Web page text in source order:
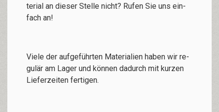
te­rial an die­ser Stel­le nicht? Ru­fen Sie uns ein­
fach an!
Vie­le der auf­ge­führ­ten Ma­te­ri­alien ha­ben wir re­
gu­lär am La­ger und kön­nen da­durch mit kur­zen
Lie­fer­zei­ten fer­ti­gen.